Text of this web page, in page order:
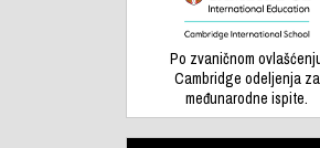
Po zvaničnom
Cambridge odeljenja za
međunarodne ispite.